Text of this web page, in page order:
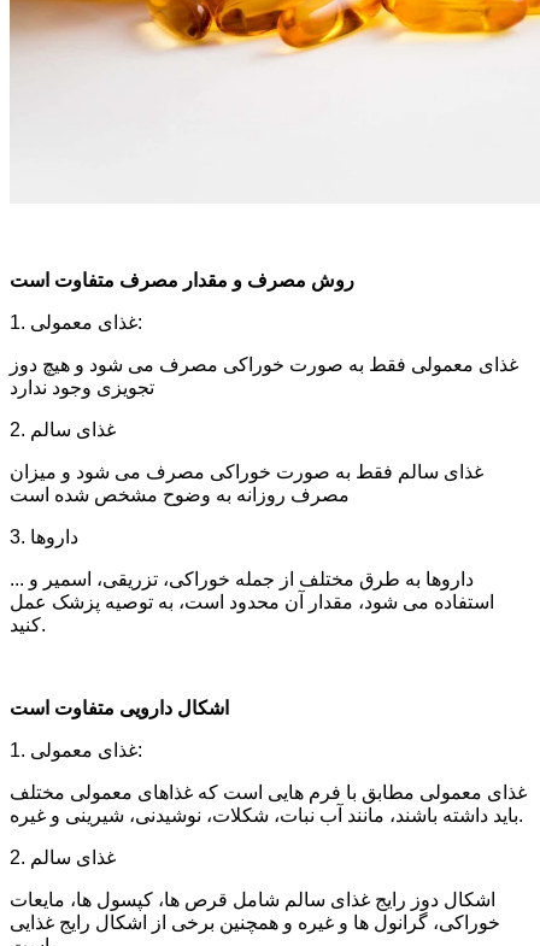
روش مصرف و مقدار مصرف متفاوت است
1. غذای معمولی:
غذای معمولی فقط به صورت خوراکی مصرف می شود و هیچ دوز
تجویزی وجود ندارد
2. غذای سالم
غذای سالم فقط به صورت خوراکی مصرف می شود و میزان
مصرف روزانه به وضوح مشخص شده است
3. داروها
داروها به طرق مختلف از جمله خوراکی، تزریقی، اسمیر و ...
استفاده می شود، مقدار آن محدود است، به توصیه پزشک عمل
کنید.
اشکال دارویی متفاوت است
1. غذای معمولی:
غذای معمولی مطابق با فرم هایی است که غذاهای معمولی مختلف
باید داشته باشند، مانند آب نبات، شکلات، نوشیدنی، شیرینی و غیره.
2. غذای سالم
اشکال دوز رایج غذای سالم شامل قرص ها، کپسول ها، مایعات
خوراکی، گرانول ها و غیره و همچنین برخی از اشکال رایج غذایی